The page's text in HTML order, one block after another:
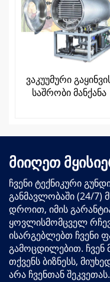
ვაკუუმური
საშრობი მანქანა
მიიღეთ
ჩვენი ტექნიკური
განმავლობაში (24/7)
დროით, იმის
ყოვლისმომცველ
ისარგებლებთ ჩვენი
გამოცდილებით. ჩვენ
თქვენს ბიზნესს,
არა ჩვენთან შეკვეთას.